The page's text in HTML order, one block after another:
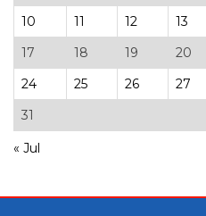
10
11 12 13
17
18 19 20
24
25 26 27
31
« Jul